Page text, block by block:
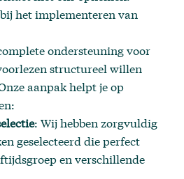
het implementeren van
ondersteuning voor
structureel willen
aanpak helpt je op
: Wij hebben zorgvuldig
geselecteerd die perfect
en verschillende